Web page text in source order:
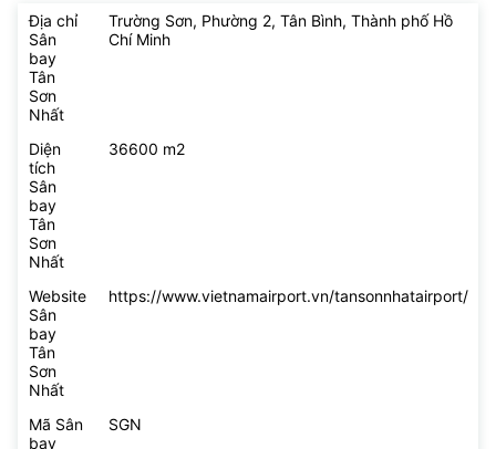
Địa chỉ
Sân
bay
Tân
Sơn
Nhất
Trường Sơn, Phường 2, Tân Bình, Thành phố Hồ
Chí Minh
Diện
tích
Sân
bay
Tân
Sơn
Nhất
36600 m2
Website
Sân
bay
Tân
Sơn
Nhất
https://www.vietnamairport.vn/tansonnhatairport/
Mã Sân
bay
SGN